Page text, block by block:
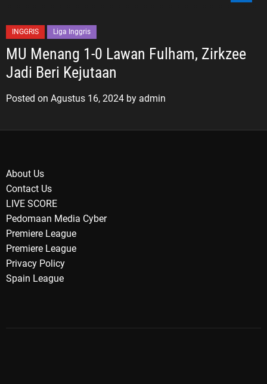
INGGRIS Liga Inggris
MU Menang 1-0 Lawan Fulham, Zirkzee
Jadi Beri Kejutaan
Posted on Agustus 16, 2024 by admin
About Us
Contact Us
LIVE SCORE
Pedomaan Media Cyber
Premiere League
Premiere League
Privacy Policy
Spain League